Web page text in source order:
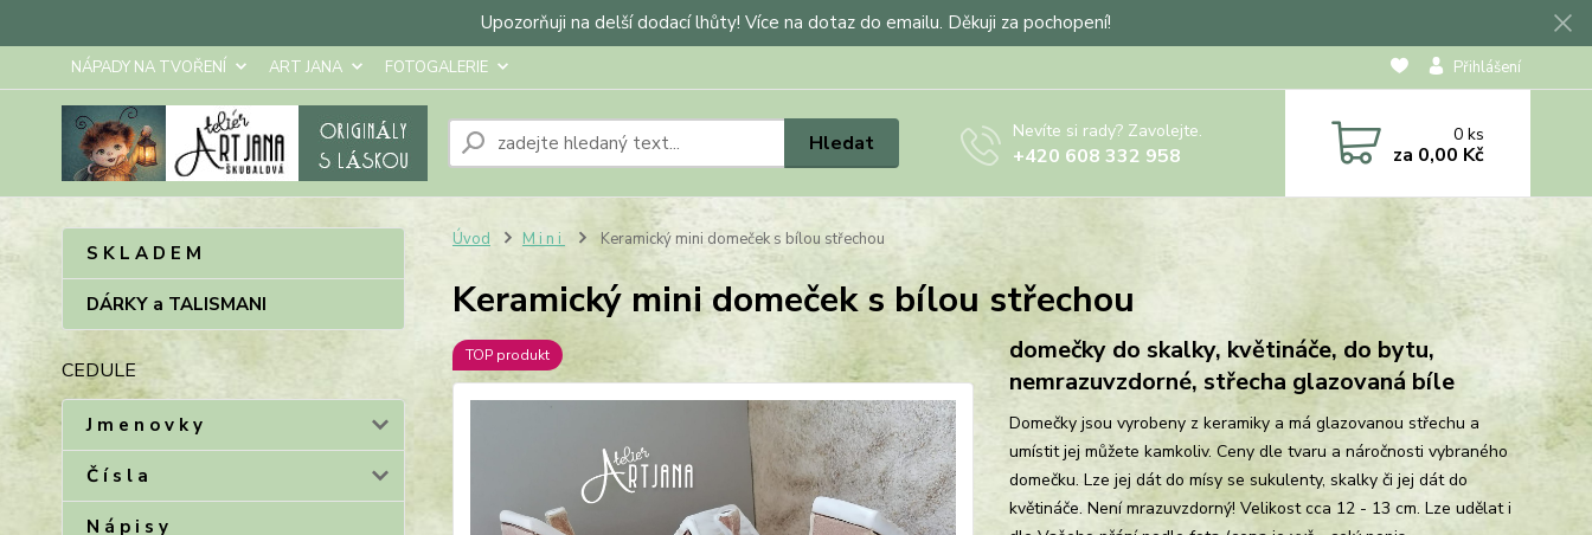
Upozorňuji na delší dodací lhůty! Více na dotaz do emailu. Děkuji za pochopení!
NÁPADY NA TVOŘENÍ ART JANA FOTOGALERIE Přihlášení
Hledat Nevíte si rady? Zavolejte.
+420 608 332 958
0ks
za 0,00 Kč
S K L A D E M
DÁRKY a TALISMANI
CEDULE
J m e n o v k y
Č í s l a
N á p i s y
Úvod M i n i Keramický mini domeček s bílou střechou
Keramický mini domeček s bílou střechou
TOP produkt
domečky do skalky, květináče, do bytu,
nemrazuvzdorné, střecha glazovaná bíle
Domečky jsou vyrobeny z keramiky a má glazovanou střechu a
umístit jej můžete kamkoliv. Ceny dle tvaru a náročnosti vybraného
domečku. Lze jej dát do mísy se sukulenty, skalky či jej dát do
květináče. Není mrazuvzdorný! Velikost cca 12 - 13 cm. Lze udělat i